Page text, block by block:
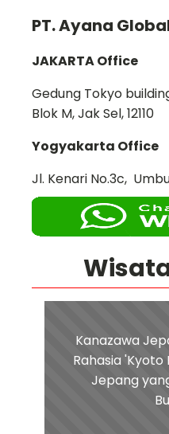
PT. Ayana
JAKARTA Office
Gedung Tokyo
Blok M, Jak Sel, 12110
Yogyakarta Office
Jl. Kenari No.3c,
Kanazawa
Rahasia 'Kyoto
Jepang